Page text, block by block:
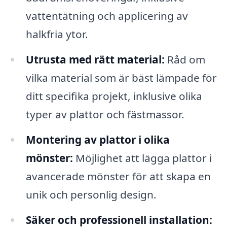
vattentätning och applicering av
halkfria ytor.
Utrusta med rätt material: Råd om
vilka material som är bäst lämpade för
ditt specifika projekt, inklusive olika
typer av plattor och fästmassor.
Montering av plattor i olika
mönster: Möjlighet att lägga plattor i
avancerade mönster för att skapa en
unik och personlig design.
Säker och professionell installation: